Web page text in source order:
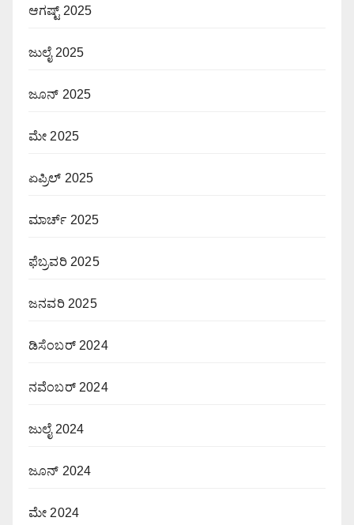
ಆಗಷ್ಟ್ 2025
ಜುಲೈ 2025
ಜೂನ್ 2025
ಮೇ 2025
ಏಪ್ರಿಲ್ 2025
ಮಾರ್ಚ್ 2025
ಫೆಬ್ರವರಿ 2025
ಜನವರಿ 2025
ಡಿಸೆಂಬರ್ 2024
ನವೆಂಬರ್ 2024
ಜುಲೈ 2024
ಜೂನ್ 2024
ಮೇ 2024